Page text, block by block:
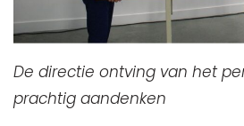
De directie ontving van het
prachtig aandenken